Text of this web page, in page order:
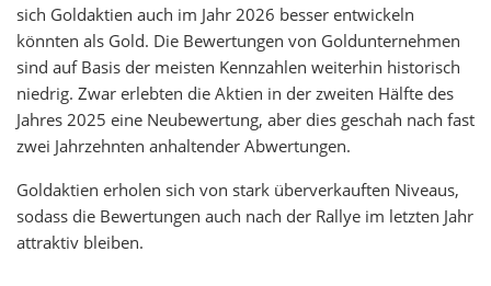
sich Goldaktien auch im Jahr 2026 besser entwickeln
könnten als Gold. Die Bewertungen von Goldunternehmen
sind auf Basis der meisten Kennzahlen weiterhin historisch
niedrig. Zwar erlebten die Aktien in der zweiten Hälfte des
Jahres 2025 eine Neubewertung, aber dies geschah nach fast
zwei Jahrzehnten anhaltender Abwertungen.
Goldaktien erholen sich von stark überverkauften Niveaus,
sodass die Bewertungen auch nach der Rallye im letzten Jahr
attraktiv bleiben.